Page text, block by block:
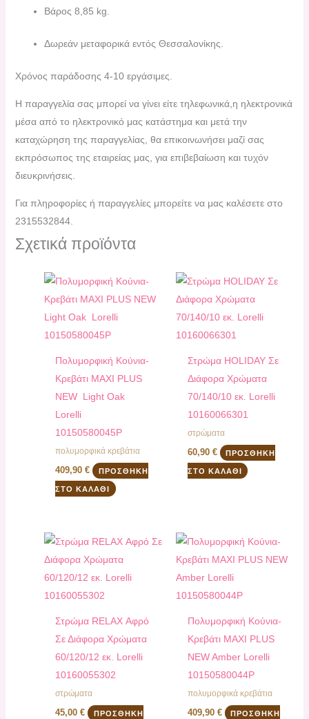
Βάρος 8,85 kg.
Δωρεάν μεταφορικά εντός Θεσσαλονίκης.
Χρόνος παράδοσης 4-10 εργάσιμες.
H παραγγελία σας μπορεί να γίνει είτε τηλεφωνικά,η ηλεκτρονικά
μέσα από το ηλεκτρονικό μας κατάστημα και μετά την
καταχώρηση της παραγγελίας, θα επικοινωνήσει μαζί σας
εκπρόσωπος της εταιρείας μας, για επιβεβαίωση και τυχόν
διευκρινήσεις.
Για πληροφορίες ή παραγγελίες μπορείτε να μας καλέσετε στο
2315532844.
Σχετικά προϊόντα
Πολυμορφική Κούνια-
Κρεβάτι MAXI PLUS
NEW Light Oak
Lorelli
10150580045P
πολυμορφικά κρεβάτια
409,90€ ΠΡΟΣΘΉΚΗ
ΣΤΟ ΚΑΛΆΘΙ
Στρώμα HOLIDAY Σε
Διάφορα Χρώματα
70/140/10 εκ. Lorelli
10160066301
στρώματα
60,90 € ΠΡΟΣΘΉΚΗ
ΣΤΟ ΚΑΛΆΘΙ
Στρώμα RELAX Αφρό
Σε Διάφορα Χρώματα
60/120/12 εκ. Lorelli
10160055302
στρώματα
45,00€ ΠΡΟΣΘΉΚΗ
Πολυμορφική Κούνια-
Κρεβάτι MAXI PLUS
NEW Amber Lorelli
10150580044P
πολυμορφικά κρεβάτια
409,90 € ΠΡΟΣΘΉΚΗ